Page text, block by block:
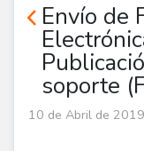
Envío de
soporte
10 de Abril de 2019